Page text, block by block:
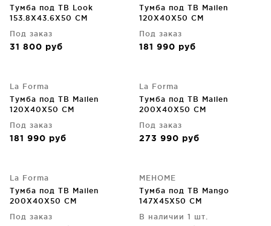
Тумба под ТВ Look
153.8X43.6X50 CM
Под заказ
31 800 руб
Тумба под ТВ Mailen
120X40X50 CM
Под заказ
181 990 руб
La Forma
Тумба под ТВ Mailen
120X40X50 CM
Под заказ
181 990 руб
La Forma
Тумба под ТВ Mailen
200X40X50 CM
Под заказ
273 990 руб
La Forma
Тумба под ТВ Mailen
200X40X50 CM
Под заказ
MEHOME
Тумба под ТВ Mango
147X45X50 CM
В наличии 1 шт.